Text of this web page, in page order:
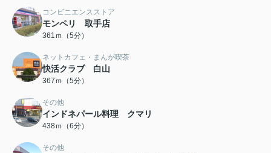
コンビニエンスストア
モンペリ 取手店
361ｍ（5分）
ネットカフェ・まんが喫茶
快活クラブ 白山
367ｍ（5分）
その他
インドネパール料理 クマリ
438ｍ（6分）
その他